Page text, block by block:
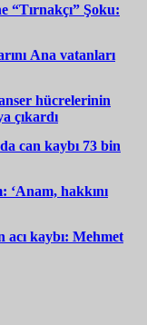
“Tırnakçı” Şoku:
Ana vatanları
hücrelerinin
çıkardı
can kaybı 73 bin
‘Anam, hakkını
kaybı: Mehmet